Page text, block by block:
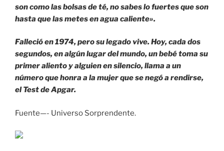
son como las bolsas de té, no sabes lo fuertes que son
hasta que las metes en agua caliente».
Falleció en 1974, pero su legado vive. Hoy, cada dos
segundos, en algún lugar del mundo, un bebé toma su
primer aliento y alguien en silencio, llama a un
número que honra a la mujer que se negó a rendirse,
el Test de Apgar.
Fuente—- Universo Sorprendente.